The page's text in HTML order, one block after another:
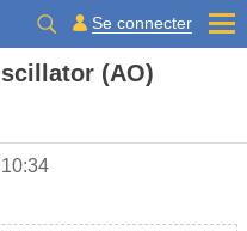
Se connecter
(AO)